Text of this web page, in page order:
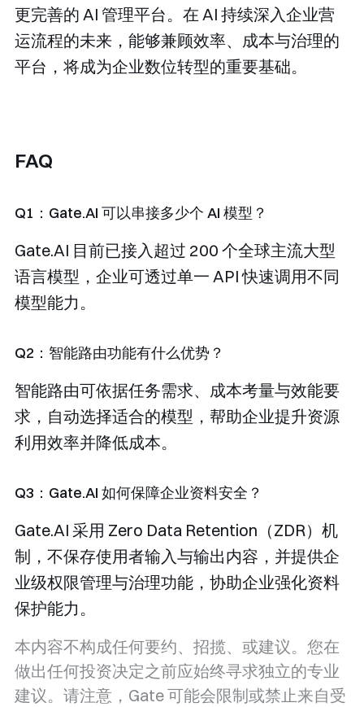
更完善的 AI 管理平台。在 AI 持续深入企业营
运流程的未来，能够兼顾效率、成本与治理的
平台，将成为企业数位转型的重要基础。
FAQ
Q1：Gate.AI 可以串接多少个 AI 模型？
Gate.AI 目前已接入超过 200 个全球主流大型
语言模型，企业可透过单一 API 快速调用不同
模型能力。
Q2：智能路由功能有什么优势？
智能路由可依据任务需求、成本考量与效能要
求，自动选择适合的模型，帮助企业提升资源
利用效率并降低成本。
Q3：Gate.AI 如何保障企业资料安全？
Gate.AI 采用 Zero Data Retention（ZDR）机
制，不保存使用者输入与输出内容，并提供企
业级权限管理与治理功能，协助企业强化资料
保护能力。
本内容不构成任何要约、招揽、或建议。您在
做出任何投资决定之前应始终寻求独立的专业
建议。请注意，Gate 可能会限制或禁止来自受